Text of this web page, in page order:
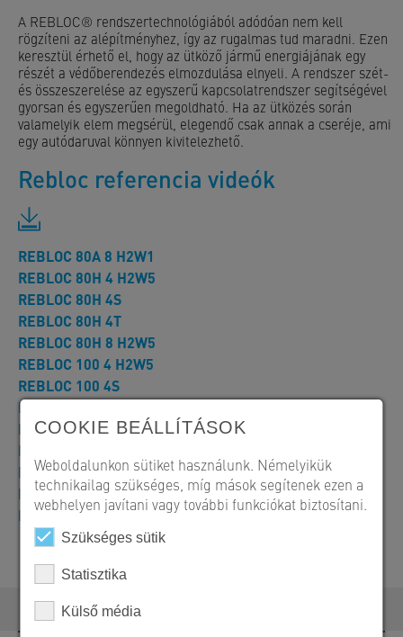
A REBLOC® rendszertechnológiából adódóan nem kell
rögzíteni az alépítményhez, így az rugalmas tud maradni. Ezen
keresztül érhető el, hogy az ütköző jármű energiájának egy
részét a védőberendezés elmozdulása elnyeli. A rendszer szét-
és összeszerelése az egyszerű kapcsolatrendszer segítségével
gyorsan és egyszerűen megoldható. Ha az ütközés során
valamelyik elem megsérül, elegendő csak annak a cseréje, ami
egy autódaruval könnyen kivitelezhető.
Rebloc referencia videók
REBLOC 80A 8 H2W1
REBLOC 80H 4 H2W5
REBLOC 80H 4S
REBLOC 80H 4T
REBLOC 80H 8 H2W5
REBLOC 100 4 H2W5
REBLOC 100 4S
REBLOC 100 4T
REBLOC 100 8 H2W5
REBLOC 100 8 H4bW6
REBLOC 100H 4 H3W6
REBLOC katalógus - Ideiglenes rendszerek
REBLOC katalógus - Védőkerítés & Vészkapu
COOKIE BEÁLLÍTÁSOK
Weboldalunkon sütiket használunk. Némelyikük
technikailag szükséges, míg mások segítenek ezen a
webhelyen javítani vagy további funkciókat biztosítani.
Szükséges sütik
Statisztika
Külső média